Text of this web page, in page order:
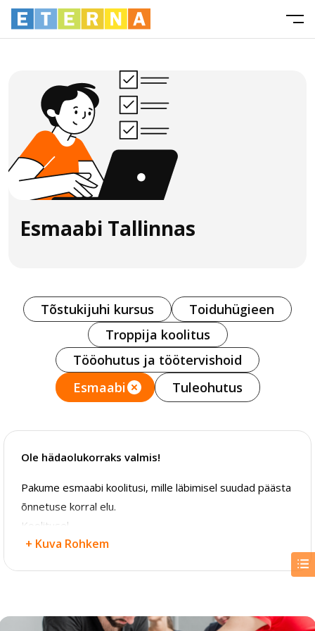
Esmaabi Tallinnas
Tõstukijuhi kursus
Toiduhügieen
Troppija koolitus
Tööohutus ja töötervishoid
Esmaabi
Tuleohutus
Ole hädaolukorraks valmis!
Pakume esmaabi koolitusi, mille läbimisel suudad päästa
õnnetuse korral elu.
Koolitusel
vigastuste ja seisundite puhul, nagu verejooks, põletus,
saad teada,millised on esmaabi andmisega seotud
+ Kuva Rohkem